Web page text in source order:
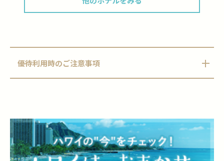
優待利用時のご注意事項